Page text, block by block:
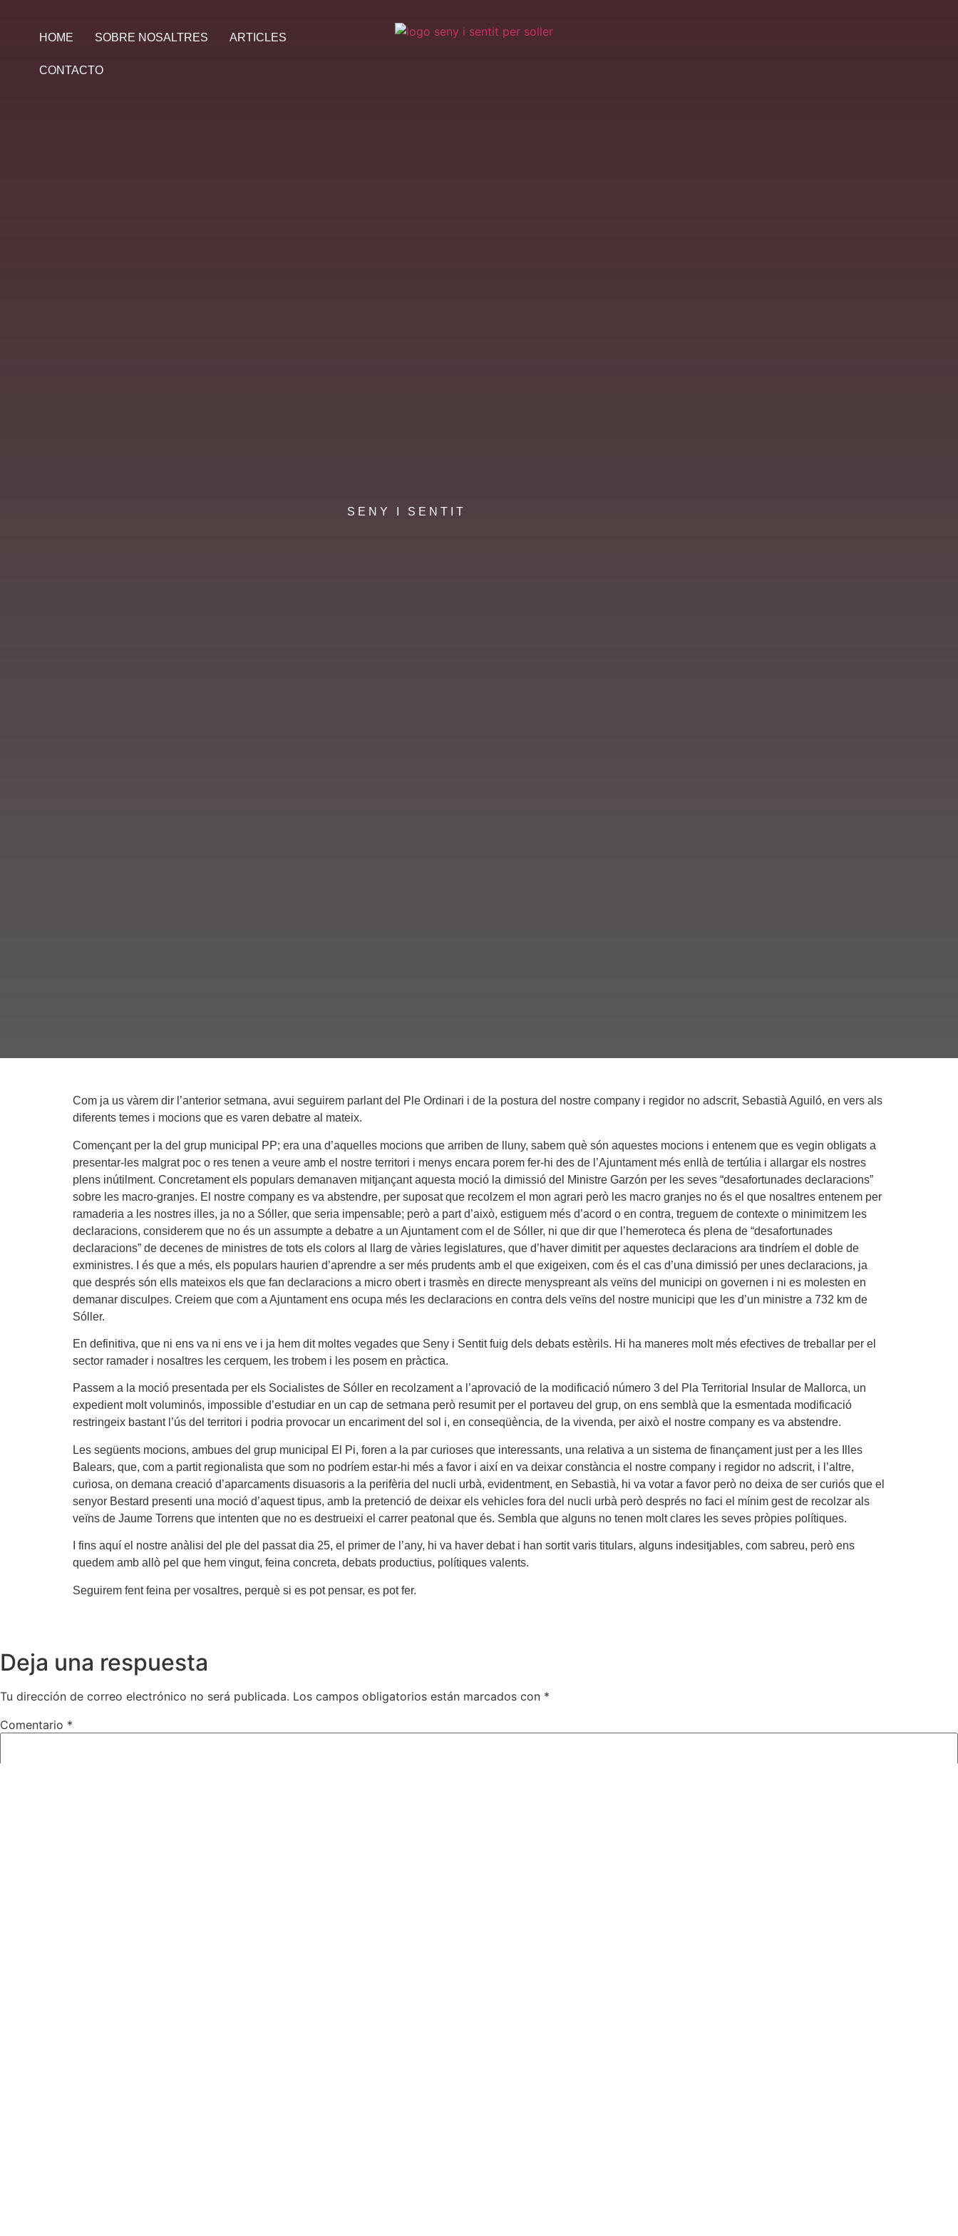
HOME SOBRE NOSALTRES ARTICLES
CONTACTO
SENY I SENTIT
Com ja us vàrem dir l’anterior setmana, avui seguirem parlant del Ple Ordinari i de la postura del nostre company i regidor no adscrit, Sebastià Aguiló, en vers als
diferents temes i mocions que es varen debatre al mateix.
Començant per la del grup municipal PP; era una d’aquelles mocions que arriben de lluny, sabem què són aquestes mocions i entenem que es vegin obligats a
presentar-les malgrat poc o res tenen a veure amb el nostre territori i menys encara porem fer-hi des de l’Ajuntament més enllà de tertúlia i allargar els nostres
plens inútilment. Concretament els populars demanaven mitjançant aquesta moció la dimissió del Ministre Garzón per les seves “desafortunades declaracions”
sobre les macro-granjes. El nostre company es va abstendre, per suposat que recolzem el mon agrari però les macro granjes no és el que nosaltres entenem per
ramaderia a les nostres illes, ja no a Sóller, que seria impensable; però a part d’això, estiguem més d’acord o en contra, treguem de contexte o minimitzem les
declaracions, considerem que no és un assumpte a debatre a un Ajuntament com el de Sóller, ni que dir que l’hemeroteca és plena de “desafortunades
declaracions” de decenes de ministres de tots els colors al llarg de vàries legislatures, que d’haver dimitit per aquestes declaracions ara tindríem el doble de
exministres. I és que a més, els populars haurien d’aprendre a ser més prudents amb el que exigeixen, com és el cas d’una dimissió per unes declaracions, ja
que després són ells mateixos els que fan declaracions a micro obert i trasmès en directe menyspreant als veïns del municipi on governen i ni es molesten en
demanar disculpes. Creiem que com a Ajuntament ens ocupa més les declaracions en contra dels veïns del nostre municipi que les d’un ministre a 732 km de
Sóller.
En definitiva, que ni ens va ni ens ve i ja hem dit moltes vegades que Seny i Sentit fuig dels debats estèrils. Hi ha maneres molt més efectives de treballar per el
sector ramader i nosaltres les cerquem, les trobem i les posem en pràctica.
Passem a la moció presentada per els Socialistes de Sóller en recolzament a l’aprovació de la modificació número 3 del Pla Territorial Insular de Mallorca, un
expedient molt voluminós, impossible d’estudiar en un cap de setmana però resumit per el portaveu del grup, on ens semblà que la esmentada modificació
restringeix bastant l’ús del territori i podria provocar un encariment del sol i, en conseqüència, de la vivenda, per això el nostre company es va abstendre.
Les següents mocions, ambues del grup municipal El Pi, foren a la par curioses que interessants, una relativa a un sistema de finançament just per a les Illes
Balears, que, com a partit regionalista que som no podríem estar-hi més a favor i així en va deixar constància el nostre company i regidor no adscrit, i l’altre,
curiosa, on demana creació d’aparcaments disuasoris a la perifèria del nucli urbà, evidentment, en Sebastià, hi va votar a favor però no deixa de ser curiós que el
senyor Bestard presenti una moció d’aquest tipus, amb la pretenció de deixar els vehicles fora del nucli urbà però després no faci el mínim gest de recolzar als
veïns de Jaume Torrens que intenten que no es destrueixi el carrer peatonal que és. Sembla que alguns no tenen molt clares les seves pròpies polítiques.
I fins aquí el nostre anàlisi del ple del passat dia 25, el primer de l’any, hi va haver debat i han sortit varis titulars, alguns indesitjables, com sabreu, però ens
quedem amb allò pel que hem vingut, feina concreta, debats productius, polítiques valents.
Seguirem fent feina per vosaltres, perquè si es pot pensar, es pot fer.
Deja una respuesta
Tu dirección de correo electrónico no será publicada. Los campos obligatorios están marcados con *
Comentario *